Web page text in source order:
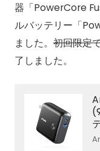
器「PowerCore
ルバッテリー「
ました。 初回限定
了しました。